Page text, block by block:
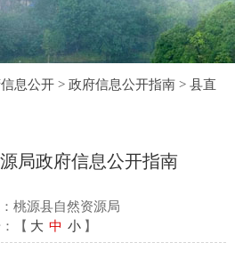
息公开 > 政府信息公开指南 > 县直
局政府信息公开指南
桃源县自然资源局
【 大 中 小 】